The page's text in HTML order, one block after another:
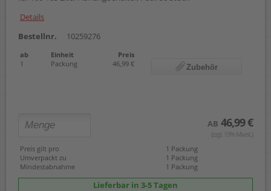
Details
Bestellnr.
10259276
ab Einheit
Preis
1
Packung 46,99 € Zubehör
AB 46,99 €
(zzgl. 19% Mwst.)
Preis gilt pro
1 Packung
Umverpackt zu
1 Packung
Mindestabnahme
1 Packung
Lieferbar in 3-5 Tagen